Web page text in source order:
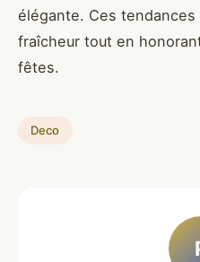
élégante. Ces
fraîcheur tout en
fêtes.
Deco